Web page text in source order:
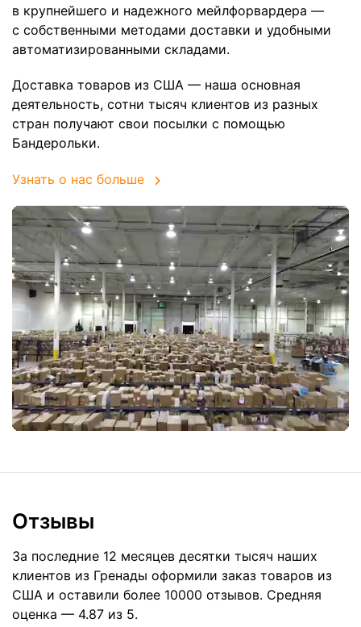
в крупнейшего и надежного мейлфорвардера —
с собственными методами доставки и удобными
автоматизированными складами.
Доставка товаров из США — наша основная
деятельность, сотни тысяч клиентов из разных
стран получают свои посылки с помощью
Бандерольки.
Узнать о нас больше
Отзывы
За последние 12 месяцев десятки тысяч наших
клиентов из Гренады оформили заказ товаров из
США и оставили более 10000 отзывов. Средняя
оценка — 4.87 из 5.